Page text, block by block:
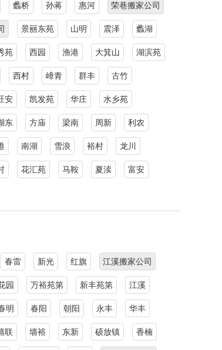
蠡桥 孙蒋 惠河 荣巷搬家公司
景丽东苑 山明 震泽 蠡湖
苑 西园 渔港 大箕山 湖滨苑
西村 嶂青 群丰 古竹
安 凯发苑 华庄 水乡苑
东 方庙 梁南 周新 利农
南湖 雪浪 裕村 龙川
花汇苑 马鞍 夏渎 富安
春雷 新光 红旗 江溪搬家公司
园 万裕苑第 新丰苑第 江溪
明 春阳 朝阳 永丰 华丰
联 墙裕 东新 硕放镇 香楠